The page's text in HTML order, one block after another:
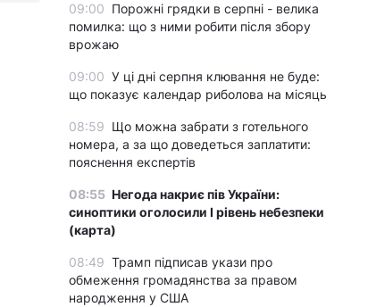
09:00 Порожні грядки в серпні - велика
помилка: що з ними робити після збору
врожаю
09:00 У ці дні серпня клювання не буде:
що показує календар риболова на місяць
08:59 Що можна забрати з готельного
номера, а за що доведеться заплатити:
пояснення експертів
08:55 Негода накриє пів України:
синоптики оголосили І рівень небезпеки
(карта)
08:49 Трамп підписав укази про
обмеження громадянства за правом
народження у США